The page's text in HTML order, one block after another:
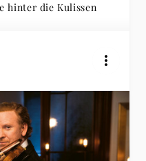
hinter die Kulissen